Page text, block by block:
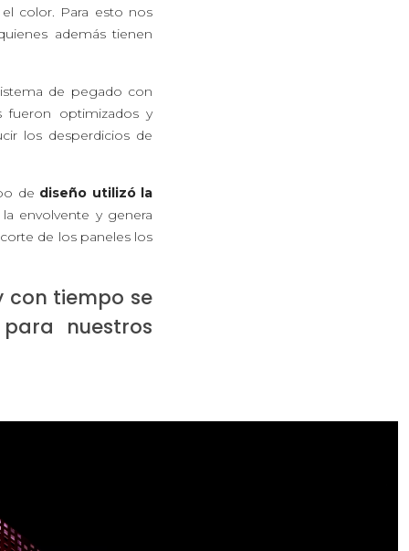
color. Para esto nos
además tienen
de pegado con
fueron optimizados y
los desperdicios de
de diseño utilizó la
envolvente y genera
de los paneles los
con tiempo se
nuestros